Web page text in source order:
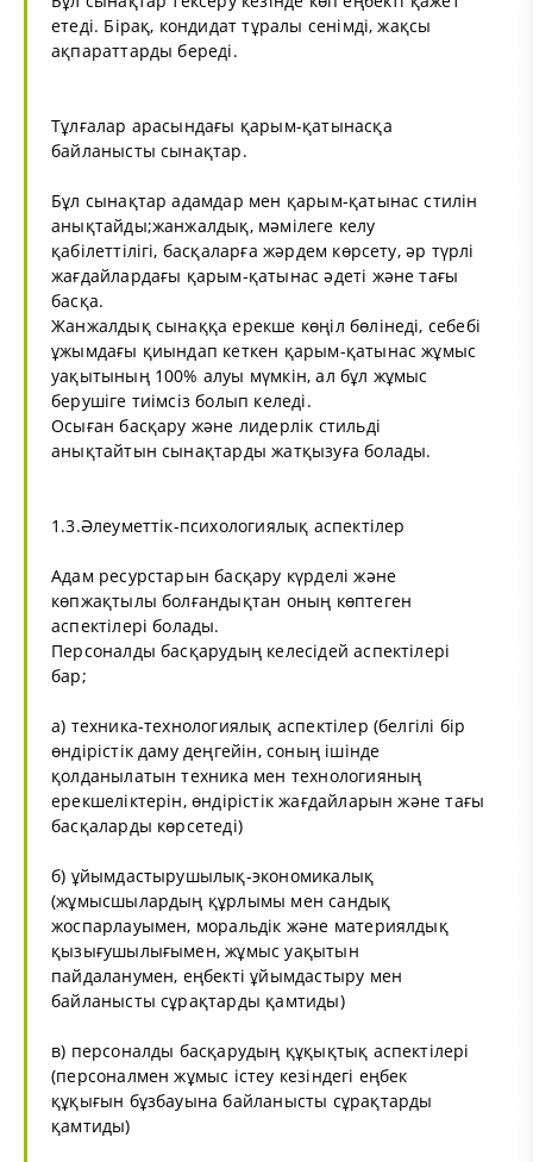
етеді. Бірақ, кондидат тұралы сенімді, жақсы
ақпараттарды береді.
Тұлғалар арасындағы қарым-қатынасқа
байланысты сынақтар.
Бұл сынақтар адамдар мен қарым-қатынас стилін
анықтайды;жанжалдық, мәмілеге келу
қабілеттілігі, басқаларға жәрдем көрсету, әр түрлі
жағдайлардағы қарым-қатынас әдеті және тағы
басқа.
Жанжалдық сынаққа ерекше көңіл бөлінеді, себебі
ұжымдағы қиындап кеткен қарым-қатынас жұмыс
уақытының 100% алуы мүмкін, ал бұл жұмыс
берушіге тиімсіз болып келеді.
Осыған басқару және лидерлік стильді
анықтайтын сынақтарды жатқызуға болады.
1.3.Әлеуметтік-психологиялық аспектілер
Адам ресурстарын басқару күрделі және
көпжақтылы болғандықтан оның көптеген
аспектілері болады.
Персоналды басқарудың келесідей аспектілері
бар;
а) техника-технологиялық аспектілер (белгілі бір
өндірістік даму деңгейін, соның ішінде
қолданылатын техника мен технологияның
ерекшеліктерін, өндірістік жағдайларын және тағы
басқаларды көрсетеді)
б) ұйымдастырушылық-экономикалық
(жұмысшылардың құрлымы мен сандық
жоспарлауымен, моральдік және материялдық
қызығушылығымен, жұмыс уақытын
пайдаланумен, еңбекті ұйымдастыру мен
байланысты сұрақтарды қамтиды)
в) персоналды басқарудың құқықтық аспектілері
(персоналмен жұмыс істеу кезіндегі еңбек
құқығын бұзбауына байланысты сұрақтарды
қамтиды)